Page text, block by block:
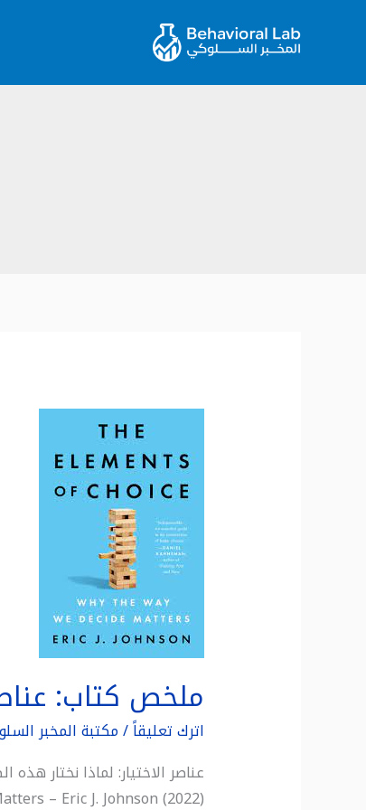
ملخص كتاب:
اترك تعليقاً/مكتبة المخبر
كتاب:
عناصر
الاختيار
لماذا
نختار
الطريقة
لنقرر
الأمور